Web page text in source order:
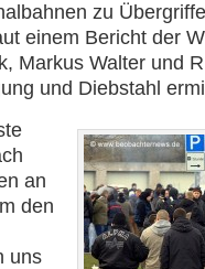
zu
einem Bericht der
Markus Walter und
und Diebstahl
an
den
uns